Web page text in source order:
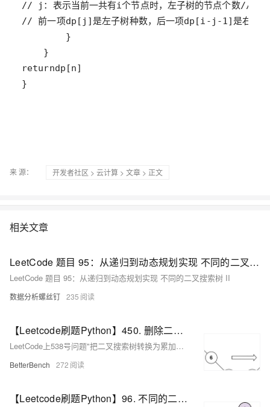
// j：表示当前一共有i个节点时，左子树的节点个数// 根
// 前一项dp[j]是左子树种数，后一项dp[i-j-1]是右子树
returndp [n
}
来 源： 开发者社区 > 云计算 > 文章 > 正文
相关文章
LeetCode 题目 95：从递归到动态规划实现 不同的二叉搜索树 II
LeetCode 题目 95：从递归到动态规划实现 不同的二叉搜索树 II
数据分析螺丝钉 235
【Leetcode刷题Python】450. 删除二叉搜索树中的节点
LeetCode上538号问题"把二叉搜索树转换为累加树"的Python实现，使用反向中序遍历并记录节点值之和来更新每个节点的新值。
BetterBench 272
【Leetcode刷题Python】96. 不同的二叉搜索树